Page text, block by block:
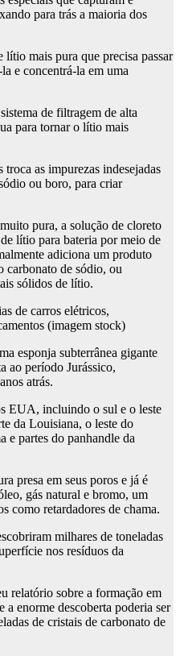
para trás a maioria dos
mais pura que precisa passar
e concentrá-la em uma
de filtragem de alta
para tornar o lítio mais
as impurezas indesejadas
ou boro, para criar
pura, a solução de cloreto
lítio para bateria por meio de
adiciona um produto
carbonato de sódio, ou
sólidos de lítio.
de carros elétricos,
(imagem stock)
esponja subterrânea gigante
ao período Jurássico,
atrás.
EUA, incluindo o sul e o leste
da Louisiana, o leste do
e partes do panhandle da
presa em seus poros e já é
gás natural e bromo, um
como retardadores de chama.
milhares de toneladas
nos resíduos da
relatório sobre a formação em
a enorme descoberta poderia ser
de cristais de carbonato de